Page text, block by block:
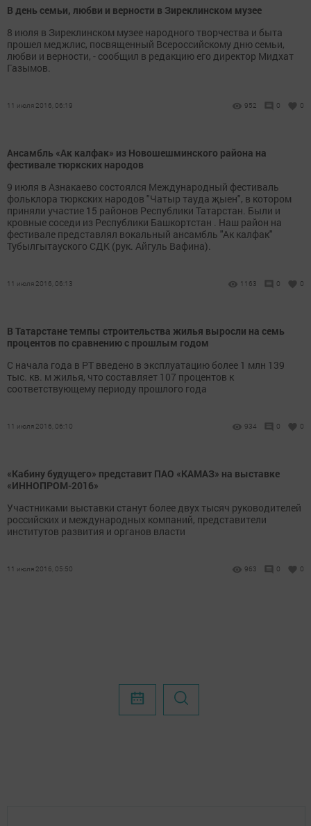
В день семьи, любви и верности в Зиреклинском музее
8 июля в Зиреклинском музее народного творчества и быта
прошел меджлис, посвященный Всероссийскому дню семьи,
любви и верности, - сообщил в редакцию его директор Мидхат
Газымов.
11 июля 2016, 06:19 952 0 0
Ансамбль «Ак калфак» из Новошешминского района на
фестивале тюркских народов
9 июля в Азнакаево состоялся Международный фестиваль
фольклора тюркских народов "Чатыр тауда җыен", в котором
приняли участие 15 районов Республики Татарстан. Были и
кровные соседи из Республики Башкортстан . Наш район на
фестивале представлял вокальный ансамбль "Ак калфак"
Тубылгытауского СДК (рук. Айгуль Вафина).
11 июля 2016, 06:13 1163 0 0
В Татарстане темпы строительства жилья выросли на семь
процентов по сравнению с прошлым годом
С начала года в РТ введено в эксплуатацию более 1 млн 139
тыс. кв. м жилья, что составляет 107 процентов к
соответствующему периоду прошлого года
11 июля 2016, 06:10 934 0 0
«Кабину будущего» представит ПАО «КАМАЗ» на выставке
«ИННОПРОМ-2016»
Участниками выставки станут более двух тысяч руководителей
российских и международных компаний, представители
институтов развития и органов власти
11 июля 2016, 05:50 963 0 0